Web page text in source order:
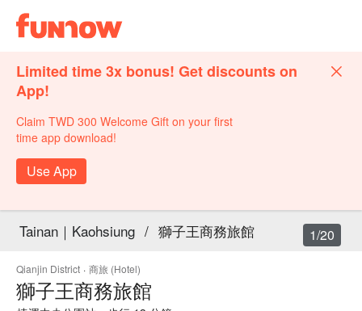
Limited time 3x bonus! Get discounts on
App!
Claim TWD 300 Welcome Gift on your first
time app download!
Use App
Tainan｜Kaohsiung / 獅子王商務旅館
Qianjin District · 商旅 (Hotel)
獅子王商務旅館
1/20